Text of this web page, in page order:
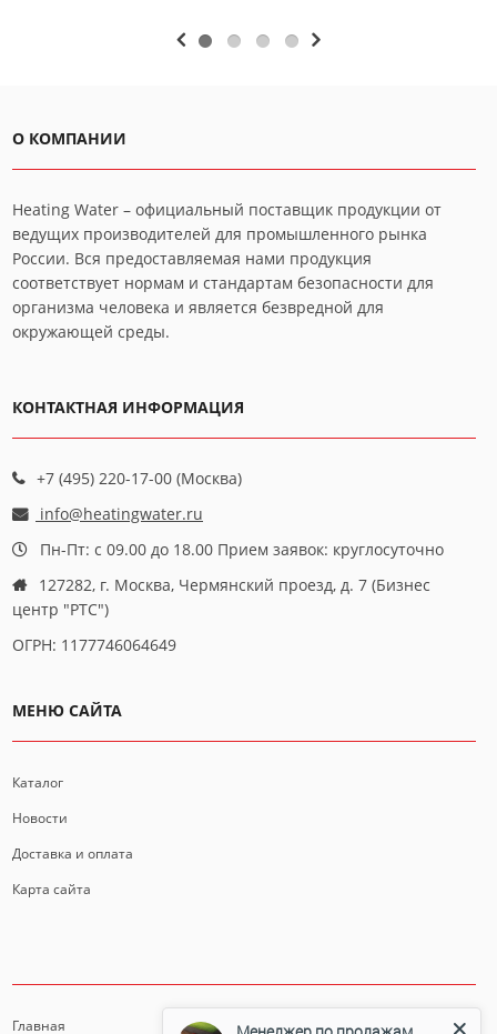
О КОМПАНИИ
Heating Water – официальный поставщик продукции от
ведущих производителей для промышленного рынка
России. Вся предоставляемая нами продукция
соответствует нормам и стандартам безопасности для
организма человека и является безвредной для
окружающей среды.
КОНТАКТНАЯ ИНФОРМАЦИЯ
+7 (495) 220-17-00 (Москва)
info@heatingwater.ru
Пн-Пт: с 09.00 до 18.00 Прием заявок: круглосуточно
127282, г. Москва, Чермянский проезд, д. 7 (Бизнес
центр "РТС")
ОГРН: 1177746064649
МЕНЮ САЙТА
Каталог
Новости
Доставка и оплата
Карта сайта
Главная